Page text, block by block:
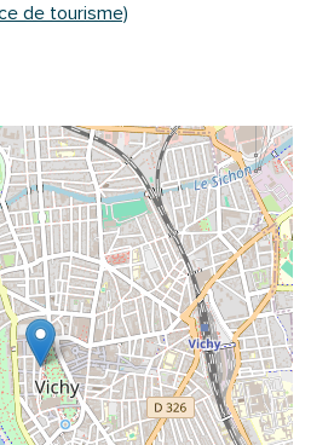
de tourisme)
un nouvel onglet)
dans un nouvel onglet)